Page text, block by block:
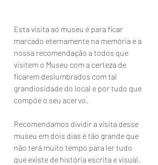
Esta visita ao museu é para ficar
marcado eternamente na memória e a
nossa recomendação a todos que
visitem o Museu com a certeza de
ficarem deslumbrados com tal
grandiosidade do local e por tudo que
compõe o seu acervo.
Recomendamos dividir a visita desse
museu em dois dias é tão grande que
não terá muito tempo para ler tudo
que existe de história escrita e visual.